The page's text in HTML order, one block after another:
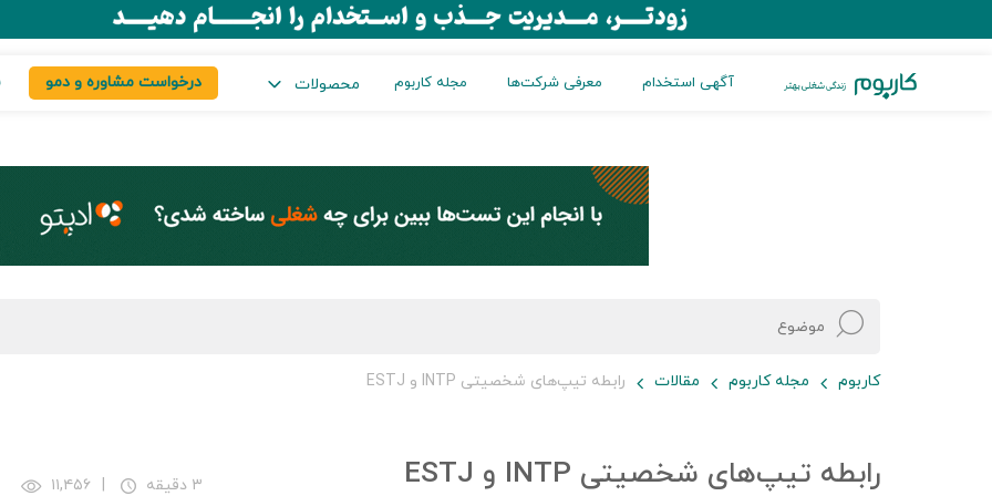
آگهی استخدام معرفی شرکت‌ها مجله کاربوم محصولات درخواست مشاوره و دمو
کاربوم مجله کاربوم مقالات رابطه تیپ‌های شخصیتی INTP و ESTJ
رابطه تیپ‌های شخصیتی INTP و ESTJ ۳ دقیقه | ۱۱,۴۵۶